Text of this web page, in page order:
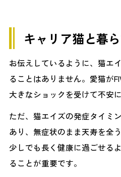
キャリア猫と暮
お伝えしているように、猫エ
ることはありません。愛猫が
大きなショックを受けて不安
ただ、猫エイズの発症タイミ
あり、無症状のまま天寿を全
少しでも長く健康に過ごせる
ることが重要です。